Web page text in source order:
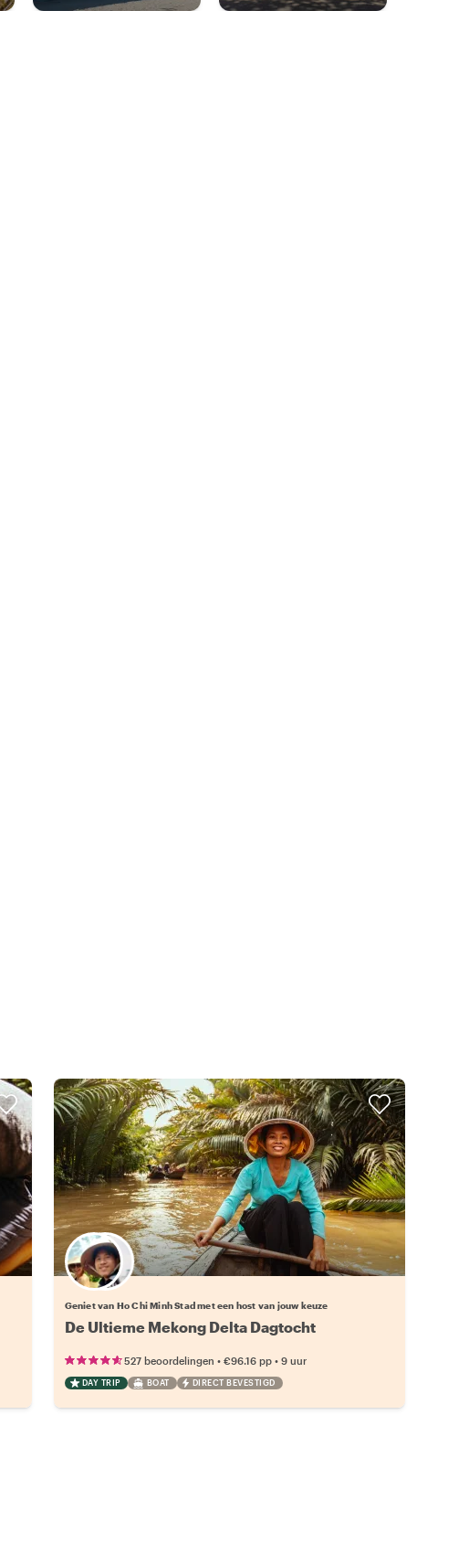
Kies jouw favoriete local
Geniet van Ho Chi Minh Stad met een host van jouw keuze
De Ultieme Mekong Delta Dagtocht
527 beoordelingen • €96.16 pp• 9 uur
DAY TRIP BOAT DIRECT BEVESTIGD